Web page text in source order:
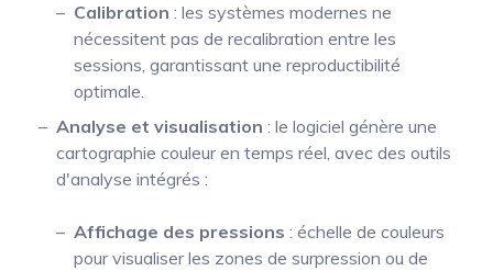
Calibration : les systèmes modernes ne
nécessitent pas de recalibration entre les
sessions, garantissant une reproductibilité
optimale.
Analyse et visualisation : le logiciel génère une
cartographie couleur en temps réel, avec des outils
d'analyse intégrés :
Affichage des pressions : échelle de couleurs
pour visualiser les zones de surpression ou de